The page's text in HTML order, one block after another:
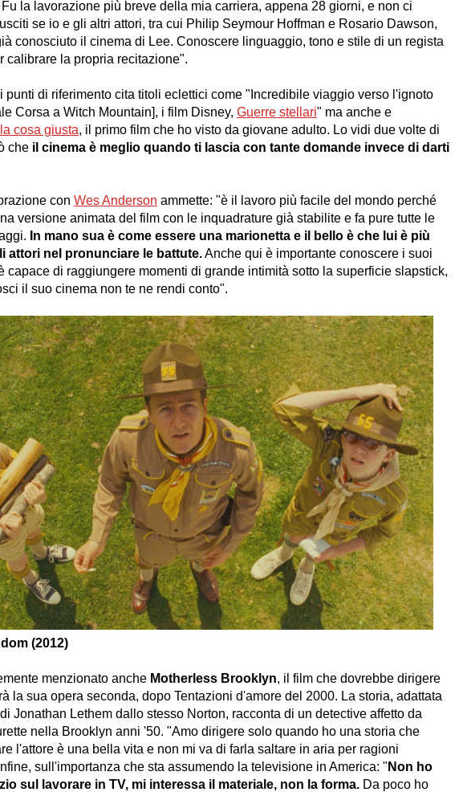
la lavorazione più breve della mia carriera, appena 28 giorni, e non ci
se io e gli altri attori, tra cui Philip Seymour Hoffman e Rosario Dawson,
conosciuto il cinema di Lee. Conoscere linguaggio, tono e stile di un regista
calibrare la propria recitazione".
punti di riferimento cita titoli eclettici come "Incredibile viaggio verso l'ignoto
Corsa a Witch Mountain], i film Disney, Guerre stellari" ma anche e
cosa giusta, il primo film che ho visto da giovane adulto. Lo vidi due volte di
che il cinema è meglio quando ti lascia con tante domande invece di darti
con Wes Anderson ammette: "è il lavoro più facile del mondo perché
versione animata del film con le inquadrature già stabilite e fa pure tutte le
In mano sua è come essere una marionetta e il bello è che lui è più
attori nel pronunciare le battute.Anche qui è importante conoscere i suoi
capace di raggiungere momenti di grande intimità sotto la superficie slapstick,
il suo cinema non te ne rendi conto".
(2012)
menzionato anche Motherless Brooklyn, il film che dovrebbe dirigere
la sua opera seconda, dopo Tentazioni d'amore del 2000. La storia, adattata
Jonathan Lethem dallo stesso Norton, racconta di un detective affetto da
nella Brooklyn anni '50. "Amo dirigere solo quando ho una storia che
l'attore è una bella vita e non mi va di farla saltare in aria per ragioni
sull'importanza che sta assumendo la televisione in America: " Non ho
sul lavorare in TV, mi interessa il materiale, non la forma. Da poco ho